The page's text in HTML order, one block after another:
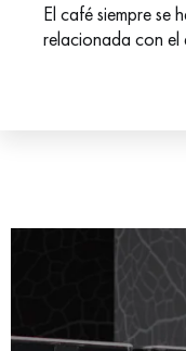
El café siempre se
relacionada con el